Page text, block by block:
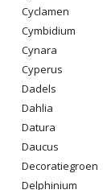
Cyclamen
Cymbidium
Cynara
Cyperus
Dadels
Dahlia
Datura
Daucus
Decoratiegroen
Delphinium